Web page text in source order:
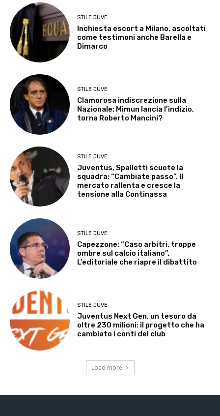
STILE JUVE
Inchiesta escort a Milano, ascoltati
come testimoni anche Barella e
Dimarco
STILE JUVE
Clamorosa indiscrezione sulla
Nazionale: Mimun lancia l’indizio,
torna Roberto Mancini?
STILE JUVE
Juventus, Spalletti scuote la
squadra: “Cambiate passo”. Il
mercato rallenta e cresce la
tensione alla Continassa
STILE JUVE
Capezzone: “Caso arbitri, troppe
ombre sul calcio italiano”.
L’editoriale che riapre il dibattito
STILE JUVE
Juventus Next Gen, un tesoro da
oltre 230 milioni: il progetto che ha
cambiato i conti del club
Load more